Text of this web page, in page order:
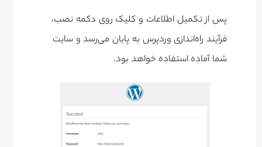
پس از تکمیل اطلاعات و کلیک روی دکمه نصب،
فرآیند راه‌اندازی وردپرس به پایان می‌رسد و سایت
شما آماده استفاده خواهد بود.